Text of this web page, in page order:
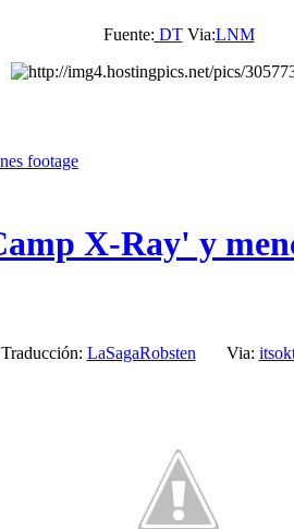
Fuente: DTVia:LNM
footage
X-Ray' y
LaSagaRobsten Via: